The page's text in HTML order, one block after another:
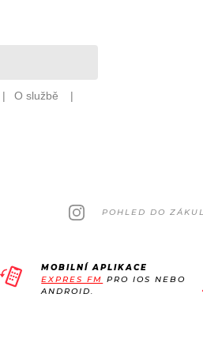
POHLED DO
MOBILNÍ APLIKACE
EXPRES FM PRO IOS NEBO
ANDROID.